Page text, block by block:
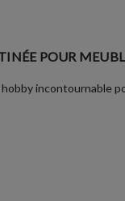
POUR
hobby incontournable